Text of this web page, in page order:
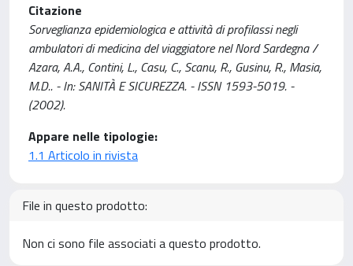
Citazione
Sorveglianza epidemiologica e attività di profilassi negli
ambulatori di medicina del viaggiatore nel Nord Sardegna /
Azara, A.A., Contini, L., Casu, C., Scanu, R., Gusinu, R., Masia,
M.D.. - In: SANITÀ E SICUREZZA. - ISSN 1593-5019. -
(2002).
Appare nelle tipologie:
1.1 Articolo in rivista
File in questo prodotto:
Non ci sono file associati a questo prodotto.